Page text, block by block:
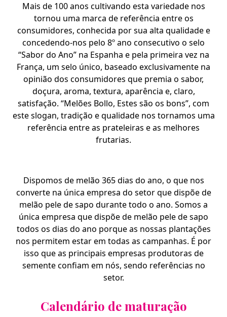
Mais de 100 anos cultivando esta variedade nos
tornou uma marca de referência entre os
consumidores, conhecida por sua alta qualidade e
concedendo-nos pelo 8º ano consecutivo o selo
“Sabor do Ano” na Espanha e pela primeira vez na
França, um selo único, baseado exclusivamente na
opinião dos consumidores que premia o sabor,
doçura, aroma, textura, aparência e, claro,
satisfação. “Melões Bollo, Estes são os bons”, com
este slogan, tradição e qualidade nos tornamos uma
referência entre as prateleiras e as melhores
frutarias.
Dispomos de melão 365 dias do ano, o que nos
converte na única empresa do setor que dispõe de
melão pele de sapo durante todo o ano. Somos a
única empresa que dispõe de melão pele de sapo
todos os dias do ano porque as nossas plantações
nos permitem estar em todas as campanhas. É por
isso que as principais empresas produtoras de
semente confiam em nós, sendo referências no
setor.
Calendário de maturação